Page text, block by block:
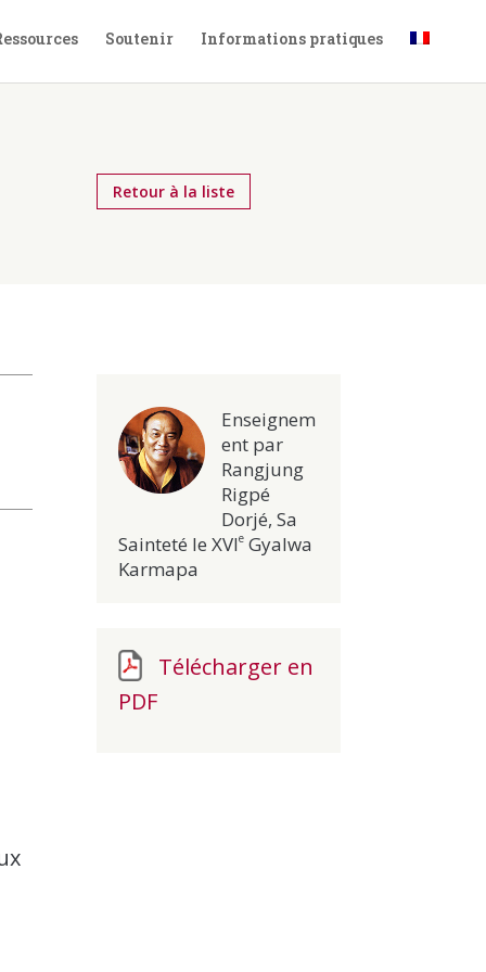
Soutenir Informations pratiques
Retour à la liste
Enseignem
ent par
Rangjung
Rigpé
Dorjé, Sa
Sainteté le XVIe Gyalwa
Karmapa
Télécharger en
PDF